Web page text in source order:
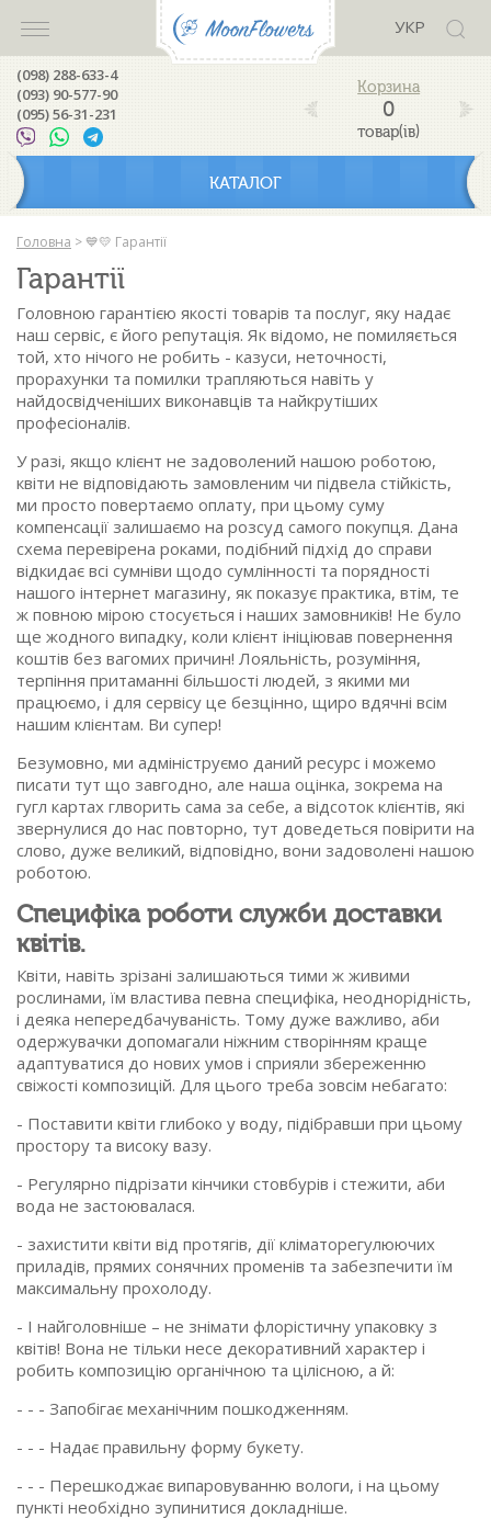
УКР
(098) 288-633-4
(093) 90-577-90
(095) 56-31-231
0
товар(ів)
КАТАЛОГ
Головна > 💙💛 Гарантії
Гарантії
Головною гарантією якості товарів та послуг, яку надає
наш сервіс, є його репутація. Як відомо, не помиляється
той, хто нічого не робить - казуси, неточності,
прорахунки та помилки трапляються навіть у
найдосвідченіших виконавців та найкрутіших
професіоналів.
У разі, якщо клієнт не задоволений нашою роботою,
квіти не відповідають замовленим чи підвела стійкість,
ми просто повертаємо оплату, при цьому суму
компенсації залишаємо на розсуд самого покупця. Дана
схема перевірена роками, подібний підхід до справи
відкидає всі сумніви щодо сумлінності та порядності
нашого інтернет магазину, як показує практика, втім, те
ж повною мірою стосується і наших замовників! Не було
ще жодного випадку, коли клієнт ініціював повернення
коштів без вагомих причин! Лояльність, розуміння,
терпіння притаманні більшості людей, з якими ми
працюємо, і для сервісу це безцінно, щиро вдячні всім
нашим клієнтам. Ви супер!
Безумовно, ми адмініструємо даний ресурс і можемо
писати тут що завгодно, але наша оцінка, зокрема на
гугл картах глворить сама за себе, а відсоток клієнтів, які
звернулися до нас повторно, тут доведеться повірити на
слово, дуже великий, відповідно, вони задоволені нашою
роботою.
Специфіка роботи служби доставки
квітів.
Квіти, навіть зрізані залишаються тими ж живими
рослинами, їм властива певна специфіка, неоднорідність,
і деяка непередбачуваність. Тому дуже важливо, аби
одержувачки допомагали ніжним створінням краще
адаптуватися до нових умов і сприяли збереженню
свіжості композицій. Для цього треба зовсім небагато:
- Поставити квіти глибоко у воду, підібравши при цьому
простору та високу вазу.
- Регулярно підрізати кінчики стовбурів і стежити, аби
вода не застоювалася.
- захистити квіти від протягів, дії кліматорегулюючих
приладів, прямих сонячних променів та забезпечити їм
максимальну прохолоду.
- І найголовніше – не знімати флорістичну упаковку з
квітів! Вона не тільки несе декоративний характер і
робить композицію органічною та цілісною, а й:
- - - Запобігає механічним пошкодженням.
- - - Надає правильну форму букету.
- - - Перешкоджає випаровуванню вологи, і на цьому
пункті необхідно зупинитися докладніше.